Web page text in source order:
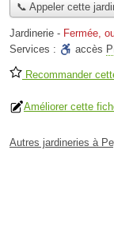
📞 Appeler cette
Jardinerie - Fermée,
Services :
accès
Recommander
Améliorer cette
Autres jardineries à